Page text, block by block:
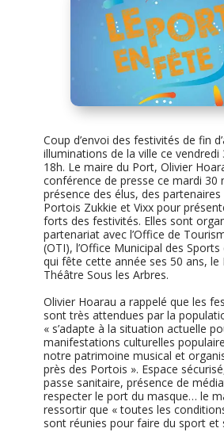
Coup d’envoi des festivités de fin
illuminations de la ville ce vendredi
18h. Le maire du Port, Olivier
conférence de presse ce mardi 30
présence des élus, des partenaires
Portois Zukkie et Vixx pour
forts des festivités. Elles sont
partenariat avec l’Office de
(OTI), l’Office Municipal des
qui fête cette année ses 50 ans, le
Théâtre Sous les Arbres.
Olivier Hoarau a rappelé que les
sont très attendues par la
« s’adapte à la situation actuelle
manifestations culturelles
notre patrimoine musical et
près des Portois ». Espace
passe sanitaire, présence de
respecter le port du masque… le
ressortir que « toutes les
sont réunies pour faire du sport et